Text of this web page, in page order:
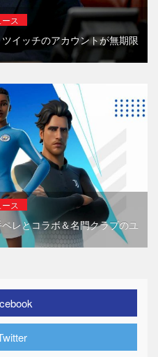
ス
イッチのアカウントが無期限
ス
レとコラボ＆名門クラブのユ